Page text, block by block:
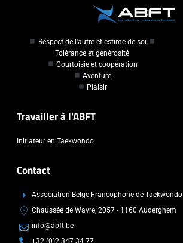
Respect de l'autre et estime de soi
Tolérance et générosité
Courtoisie et coopération
Aventure
Plaisir
Travailler à l'ABFT
Initiateur en Taekwondo
Contact
Association Belge Francophone de Taekwondo
Chaussée de Wavre, 2057 - 1160 Auderghem
info@abft.be
+32 (0)2 347 34 77